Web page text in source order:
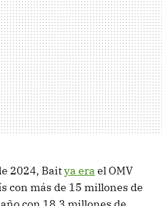
2024, Baitya era el OMV
con más de 15 millones de